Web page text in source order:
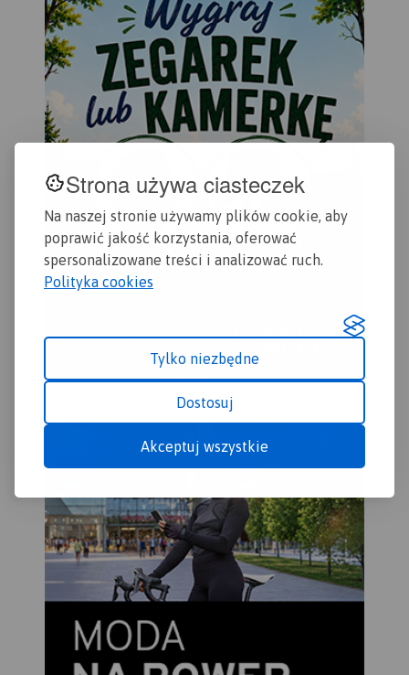
Strona używa ciasteczek
Na naszej stronie używamy plików cookie, aby
poprawić jakość korzystania, oferować
spersonalizowane treści i analizować ruch.
Polityka cookies
Tylko niezbędne
Dostosuj
Akceptuj wszystkie